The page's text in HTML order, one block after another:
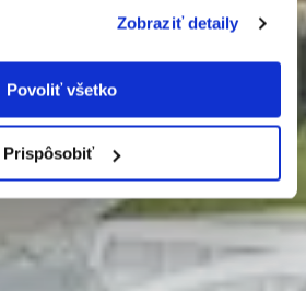
Zobraziť detaily
Povoliť všetko
Prispôsobiť